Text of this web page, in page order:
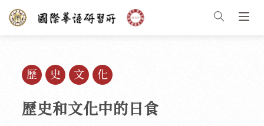
歷史文化
歷史和文化中的日食